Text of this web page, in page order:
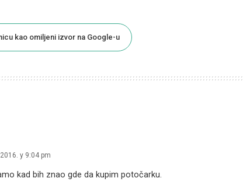
kao omiljeni izvor na Google-u
у 9:04 pm
kad bih znao gde da kupim potočarku.